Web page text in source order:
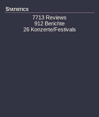
Statistics
7713 Reviews
912 Berichte
26 Konzerte/Festivals